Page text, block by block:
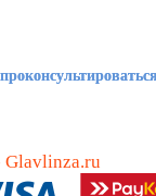
Glavlinza.ru